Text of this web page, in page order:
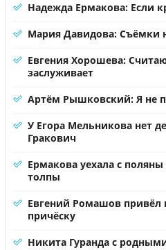
Надежда Ермакова: Если
Мария Давидова: Съёмки
Евгения Хорошева:
заслуживает
Артём Рышковский: Я не
У Егора Мельникова нет
Гракович
Ермакова уехала с
толпы
Евгений Ромашов привёл
причёску
Никита Гуранда с